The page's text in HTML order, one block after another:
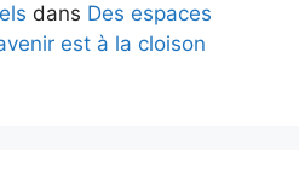
dans Des espaces
est à la cloison